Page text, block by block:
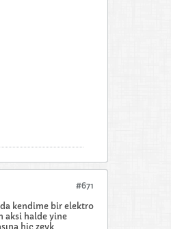
#671
kendime bir elektro
aksi halde yine
hiç zevk